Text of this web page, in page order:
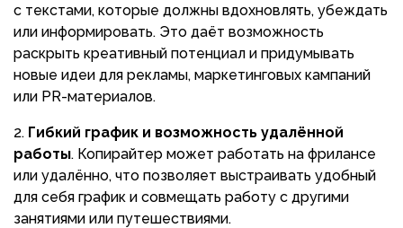
с текстами, которые должны вдохновлять, убеждать
или информировать. Это даёт возможность
раскрыть креативный потенциал и придумывать
новые идеи для рекламы, маркетинговых кампаний
или PR-материалов.
Гибкий график и возможность удалённой
работы. Копирайтер может работать на фрилансе
или удалённо, что позволяет выстраивать удобный
для себя график и совмещать работу с другими
занятиями или путешествиями.